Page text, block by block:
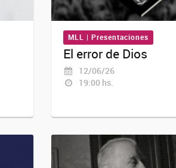
MLL | Presentaciones
El error de Dios
12/06/26
19:00 hs.